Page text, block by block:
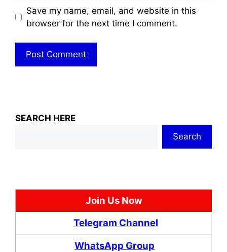
Save my name, email, and website in this
browser for the next time I comment.
SEARCH HERE
Search
Join Us Now
Telegram Channel
WhatsApp Group